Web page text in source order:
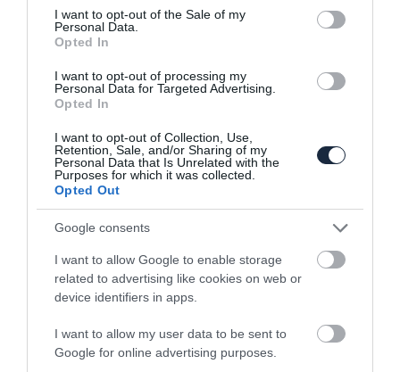
consent section.
I want to opt-out of the Sale of my
Personal Data.
Opted In
I want to opt-out of processing my
Personal Data for Targeted Advertising.
Opted In
I want to opt-out of Collection, Use,
Retention, Sale, and/or Sharing of my
Personal Data that Is Unrelated with the
Purposes for which it was collected.
Opted Out
Google consents
I want to allow Google to enable storage
related to advertising like cookies on web or
device identifiers in apps.
I want to allow my user data to be sent to
Google for online advertising purposes.
Elkészült a Corvette kombiváltozata